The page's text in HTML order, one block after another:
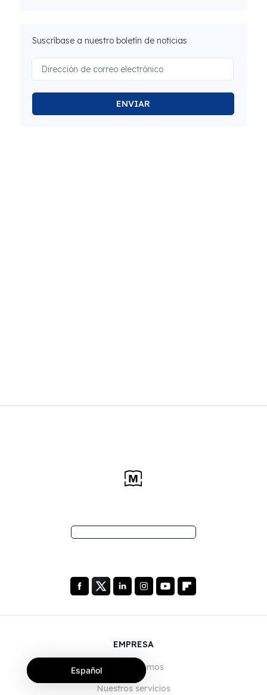
Suscríbase a nuestro boletín de noticias
ENVIAR
EMPRESA
Quiénes somos
Nuestros servicios
Español